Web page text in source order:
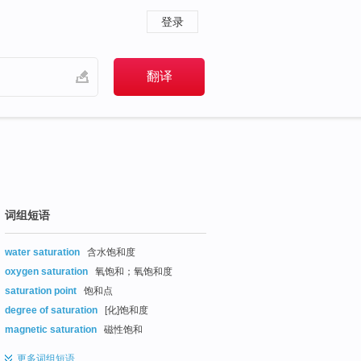
登录
词组短语
water saturation
含水饱和度
oxygen saturation
氧饱和；氧饱和度
saturation point
饱和点
degree of saturation
[化]饱和度
magnetic saturation
磁性饱和
更多词组短语